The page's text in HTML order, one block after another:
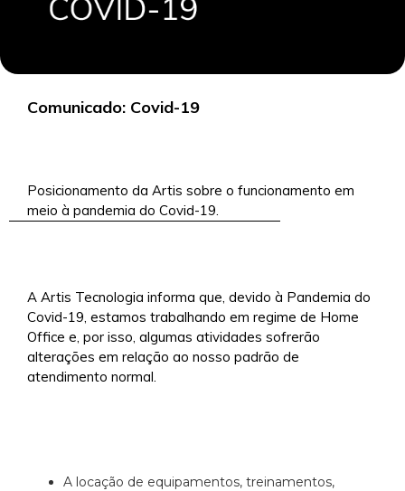
Comunicado: Covid-19
Posicionamento da Artis sobre o funcionamento em
meio à pandemia do Covid-19.
A Artis Tecnologia informa que, devido à Pandemia do
Covid-19, estamos trabalhando em regime de Home
Office e, por isso, algumas atividades sofrerão
alterações em relação ao nosso padrão de
atendimento normal.
A locação de equipamentos, treinamentos,